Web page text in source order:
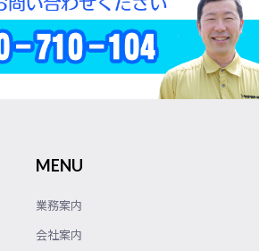
MENU
業務案内
会社案内